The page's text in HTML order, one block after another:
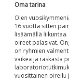
Oma tarina
Olen
16 vuotta sitten
lisäämällä
oireet palasivat.
on ryhmien
vaikea ja raskasta
vuosittainen oireilu